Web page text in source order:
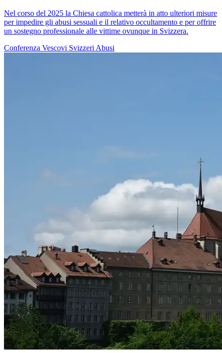
Nel corso del 2025 la Chiesa cattolica metterà in atto ulteriori misure
per impedire gli abusi sessuali e il relativo occultamento e per offrire
un sostegno professionale alle vittime ovunque in Svizzera.
Conferenza Vescovi Svizzeri Abusi